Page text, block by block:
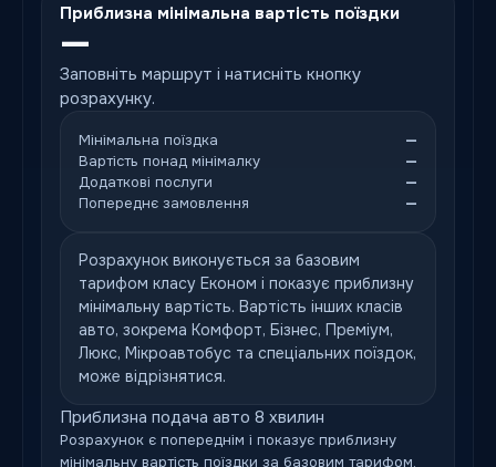
Приблизна мінімальна вартість поїздки
—
Заповніть маршрут і натисніть кнопку
розрахунку.
Мінімальна поїздка
—
Вартість понад мінімалку
—
Додаткові послуги
—
Попереднє замовлення
—
Розрахунок виконується за базовим
тарифом класу Економ і показує приблизну
мінімальну вартість. Вартість інших класів
авто, зокрема Комфорт, Бізнес, Преміум,
Люкс, Мікроавтобус та спеціальних поїздок,
може відрізнятися.
Приблизна подача авто 8 хвилин
Розрахунок є попереднім і показує приблизну
мінімальну вартість поїздки за базовим тарифом.